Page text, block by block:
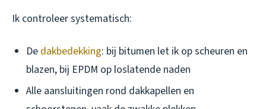
Ik controleer systematisch:
De dakbedekking: bij bitumen let ik op scheuren en
blazen, bij EPDM op loslatende naden
Alle aansluitingen rond dakkapellen en